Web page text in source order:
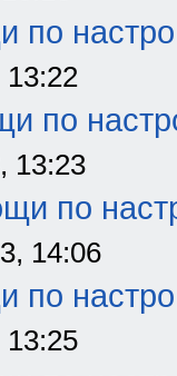
по
13:22
по
13:23
по
14:06
по
13:25